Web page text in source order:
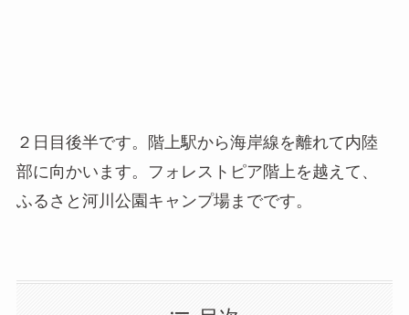
２日目後半です。階上駅から海岸線を離れて内陸
部に向かいます。フォレストピア階上を越えて、
ふるさと河川公園キャンプ場までです。